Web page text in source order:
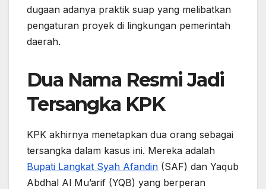
dugaan adanya praktik suap yang melibatkan
pengaturan proyek di lingkungan pemerintah
daerah.
Dua Nama Resmi Jadi
Tersangka KPK
KPK akhirnya menetapkan dua orang sebagai
tersangka dalam kasus ini. Mereka adalah
Bupati Langkat Syah Afandin (SAF) dan Yaqub
Abdhal Al Mu’arif (YQB) yang berperan